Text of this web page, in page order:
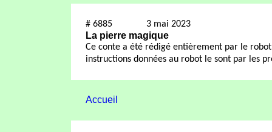
# 6885 3 mai 2023
La pierre magique
Ce conte a été rédigé entièrement par le robot
instructions données au robot le sont par les
Accueil